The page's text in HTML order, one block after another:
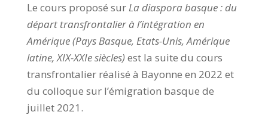
Le cours proposé surLa diaspora basque : du
départ transfrontalier à l’intégration en
Amérique (Pays Basque, Etats-Unis, Amérique
latine, XIX-XXIe siècles) est la suite du cours
transfrontalier réalisé à Bayonne en 2022 et
du colloque sur l’émigration basque de
juillet 2021.